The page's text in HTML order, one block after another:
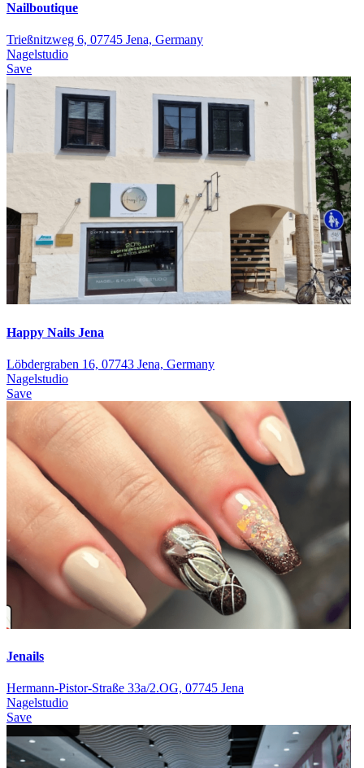
Nailboutique
Trießnitzweg 6, 07745 Jena, Germany
Nagelstudio
Save
Happy Nails Jena
Löbdergraben 16, 07743 Jena, Germany
Nagelstudio
Save
Jenails
Hermann-Pistor-Straße 33a/2.OG, 07745 Jena
Nagelstudio
Save